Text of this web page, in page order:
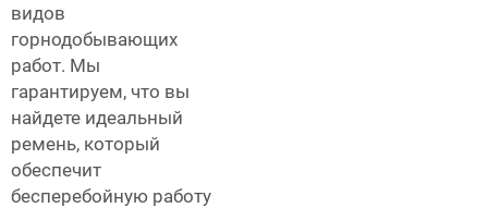
видов
горнодобывающих
работ. Мы
гарантируем, что вы
найдете идеальный
ремень, который
обеспечит
бесперебойную работу